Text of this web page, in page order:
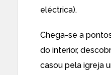
eléctrica).
Chega-se a
do interior,
casou pela igreja